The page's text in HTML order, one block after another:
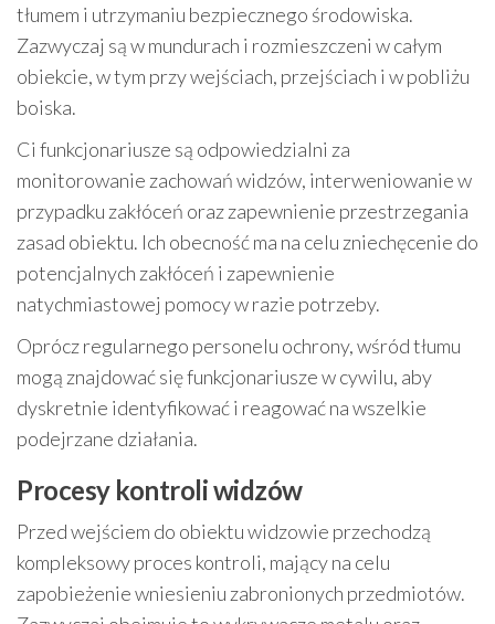
tłumem i utrzymaniu bezpiecznego środowiska.
Zazwyczaj są w mundurach i rozmieszczeni w całym
obiekcie, w tym przy wejściach, przejściach i w pobliżu
boiska.
Ci funkcjonariusze są odpowiedzialni za
monitorowanie zachowań widzów, interweniowanie w
przypadku zakłóceń oraz zapewnienie przestrzegania
zasad obiektu. Ich obecność ma na celu zniechęcenie do
potencjalnych zakłóceń i zapewnienie
natychmiastowej pomocy w razie potrzeby.
Oprócz regularnego personelu ochrony, wśród tłumu
mogą znajdować się funkcjonariusze w cywilu, aby
dyskretnie identyfikować i reagować na wszelkie
podejrzane działania.
Procesy kontroli widzów
Przed wejściem do obiektu widzowie przechodzą
kompleksowy proces kontroli, mający na celu
zapobieżenie wniesieniu zabronionych przedmiotów.